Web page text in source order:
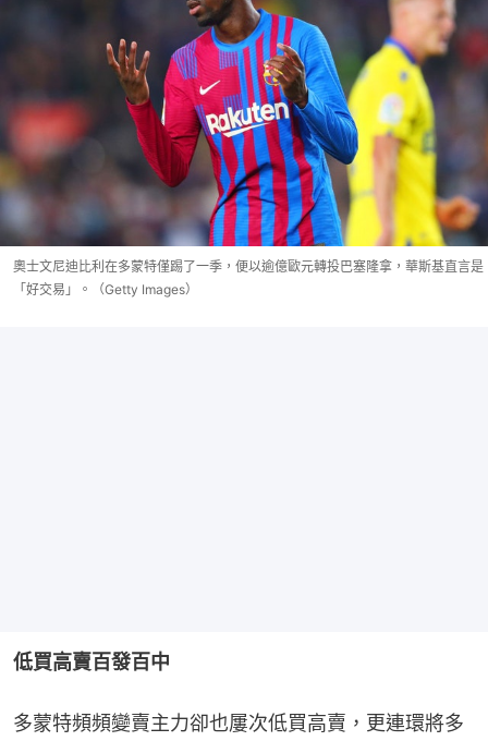
奧士文尼迪比利在多蒙特僅踢了一季，便以逾億歐元轉投巴塞隆拿，華斯基直言是
「好交易」。（Getty Images）
低買高賣百發百中
多蒙特頻頻變賣主力卻也屢次低買高賣，更連環將多